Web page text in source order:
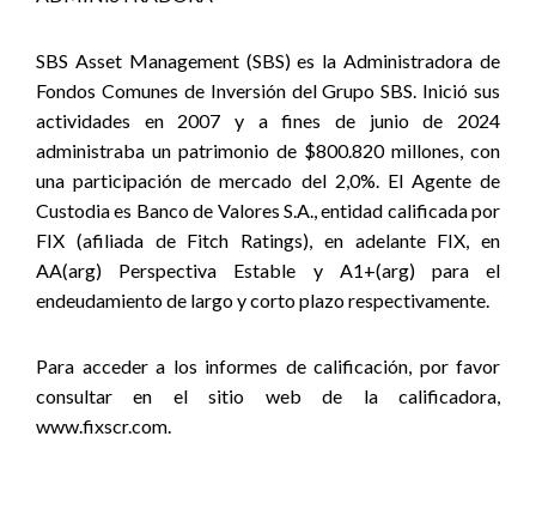
SBS Asset Management (SBS) es la Administradora de
Fondos Comunes de Inversión del Grupo SBS. Inició sus
actividades en 2007 y a fines de junio de 2024
administraba un patrimonio de $800.820 millones, con
una participación de mercado del 2,0%. El Agente de
Custodia es Banco de Valores S.A., entidad calificada por
FIX (afiliada de Fitch Ratings), en adelante FIX, en
AA(arg) Perspectiva Estable y A1+(arg) para el
endeudamiento de largo y corto plazo respectivamente.
Para acceder a los informes de calificación, por favor
consultar en el sitio web de la calificadora,
www.fixscr.com.